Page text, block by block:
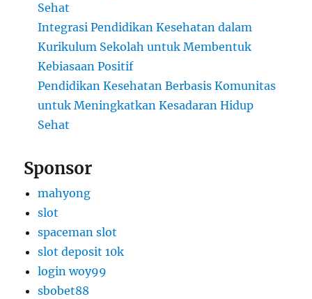
Sehat
Integrasi Pendidikan Kesehatan dalam
Kurikulum Sekolah untuk Membentuk
Kebiasaan Positif
Pendidikan Kesehatan Berbasis Komunitas
untuk Meningkatkan Kesadaran Hidup
Sehat
Sponsor
mahyong
slot
spaceman slot
slot deposit 10k
login woy99
sbobet88